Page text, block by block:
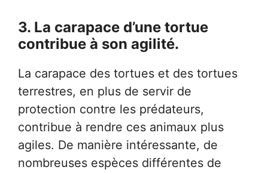
3. La carapace d’une tortue
contribue à son agilité.
La carapace des tortues et des tortues
terrestres, en plus de servir de
protection contre les prédateurs,
contribue à rendre ces animaux plus
agiles. De manière intéressante, de
nombreuses espèces différentes de